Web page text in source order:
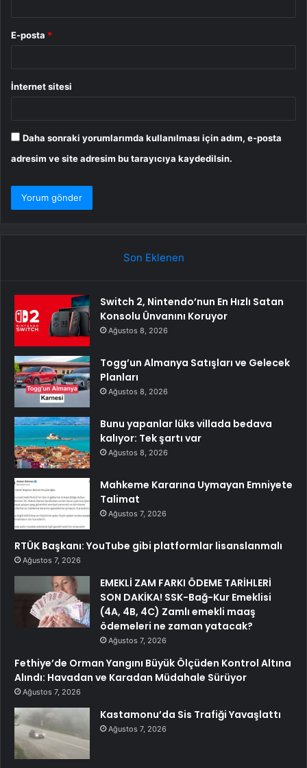
E-posta *
İnternet sitesi
Daha sonraki yorumlarımda kullanılması için adım, e-posta
adresim ve site adresim bu tarayıcıya kaydedilsin.
Son Eklenen
Switch 2, Nintendo’nun En Hızlı Satan
Konsolu Ünvanını Koruyor
Ağustos 8, 2026
Togg’un Almanya Satışları ve Gelecek
Planları
Ağustos 8, 2026
Bunu yapanlar lüks villada bedava
kalıyor: Tek şartı var
Ağustos 8, 2026
Mahkeme Kararına Uymayan Emniyete
Talimat
Ağustos 7, 2026
RTÜK Başkanı: YouTube gibi platformlar lisanslanmalı
Ağustos 7, 2026
EMEKLİ ZAM FARKI ÖDEME TARİHLERİ
SON DAKİKA! SSK-Bağ-Kur Emeklisi
(4A, 4B, 4C) Zamlı emekli maaş
ödemeleri ne zaman yatacak?
Ağustos 7, 2026
Fethiye’de Orman Yangını Büyük Ölçüden Kontrol Altına
Alındı: Havadan ve Karadan Müdahale Sürüyor
Ağustos 7, 2026
Kastamonu’da Sis Trafiği Yavaşlattı
Ağustos 7, 2026